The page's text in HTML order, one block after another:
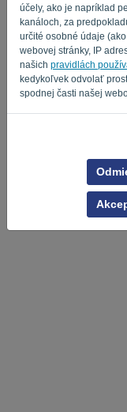
účely, ako je napríklad
kanáloch, za
určité osobné údaje
webovej stránky, IP
našich pravidlách
kedykoľvek odvolať
spodnej časti našej
Späť na prihlásenie
Privacy Policy -